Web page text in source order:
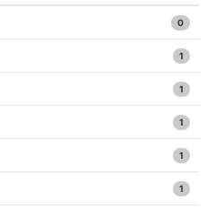
0
1
1
1
1
1